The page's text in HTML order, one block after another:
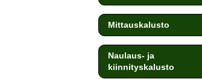
Mittauskalusto
Naulaus- ja
kiinnityskalusto